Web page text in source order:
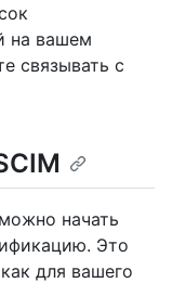
на вашем
связывать с
начать
Это
для вашего